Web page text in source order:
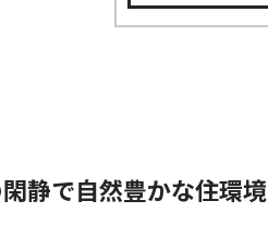
静で自然豊かな住環境